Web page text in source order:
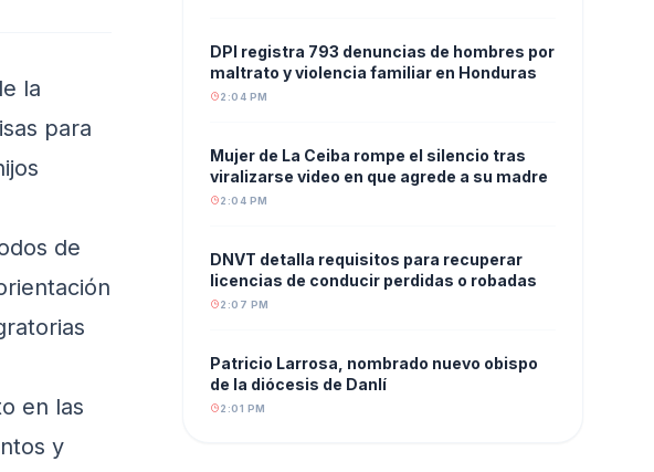
la
para
de
en las
y
DPI registra 793 denuncias de hombres por
maltrato y violencia familiar en Honduras
2:04 PM
Mujer de La Ceiba rompe el silencio tras
viralizarse video en que agrede a su madre
2:04 PM
DNVT detalla requisitos para recuperar
licencias de conducir perdidas o robadas
2:07 PM
Patricio Larrosa, nombrado nuevo obispo
de la diócesis de Danlí
2:01 PM